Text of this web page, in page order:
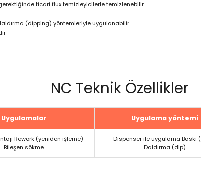
ticari flux temizleyicilerle temizlenebilir
(dipping) yöntemleriyle uygulanabilir
NC Teknik Özellikler
Uygulamalar Uygulama yöntemi
Rework (yeniden işleme)
Bileşen sökme
Dispenser ile uygulama Baskı
Daldırma (dip)